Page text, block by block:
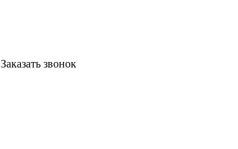
Заказать звонок